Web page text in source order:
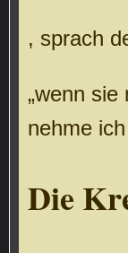
, sprach
„wenn
nehme
Die